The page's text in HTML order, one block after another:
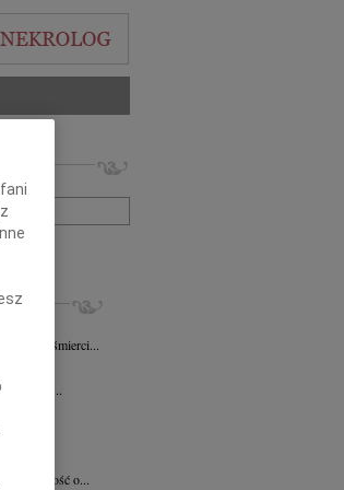
o śmierci...
Areny...
wiadomość o...